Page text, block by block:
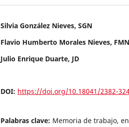
Silvia González Nieves, SGN
Flavio Humberto Morales Nieves, FMN
Julio Enrique Duarte, JD
DOI: https://doi.org/10.18041/2382-
Palabras clave: Memoria de trabajo,